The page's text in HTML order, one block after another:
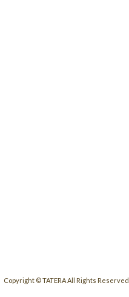
Copyright © TATERA All Rights Reserved.